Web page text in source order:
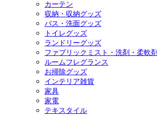
カーテン
収納・収納グッズ
バス・洗面グッズ
トイレグッズ
ランドリーグッズ
ファブリックミスト・洗剤・柔軟剤
ルームフレグランス
お掃除グッズ
インテリア雑貨
家具
家電
テキスタイル